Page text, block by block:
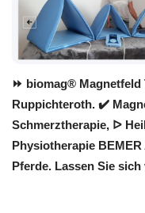
⏩ biomag®
Ruppichteroth. ✔️
Schmerztherapie, ᐅ
Physiotherapie
Pferde. Lassen Sie